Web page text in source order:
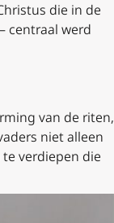
die in de
centraal werd
van de riten,
niet alleen
verdiepen die